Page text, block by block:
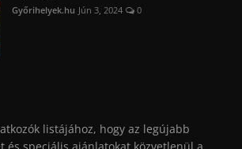
Győrihelyek.hu Jún 3, 2024 0
listájához, hogy az legújabb